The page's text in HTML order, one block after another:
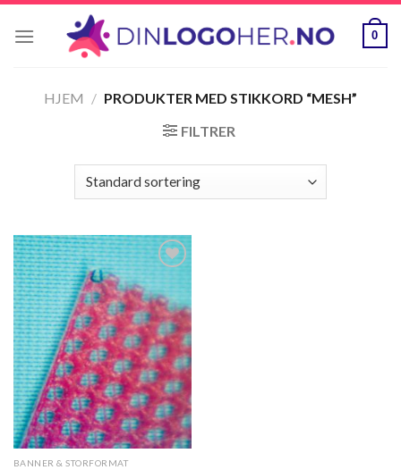
Skip
0
HJEM / PRODUKTER MED STIKKORD “MESH”
FILTRER
Legg til
ønskeliste
BANNER & STORFORMAT